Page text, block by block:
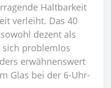
Haltbarkeit
verleiht. Das 40
dezent als
sich problemlos
erwähnenswert
Glas bei der 6-Uhr-